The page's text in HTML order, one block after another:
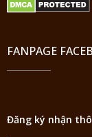
FANPAGE
Đăng ký nhận